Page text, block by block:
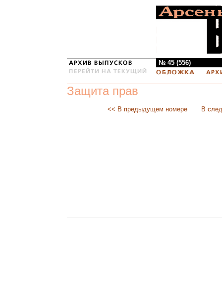
№ 45 (556)
Защита прав
<< В предыдущем номере В